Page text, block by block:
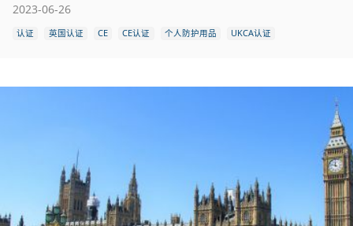
2023-06-26
认证 英国认证 CE CE认证 个人防护用品 UKCA认证